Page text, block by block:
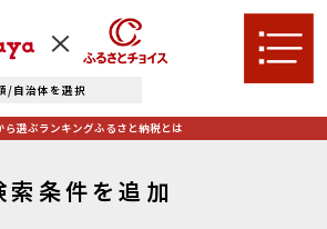
/自治体を選択
ら選ぶランキングふるさと納税とは
索条件を追加